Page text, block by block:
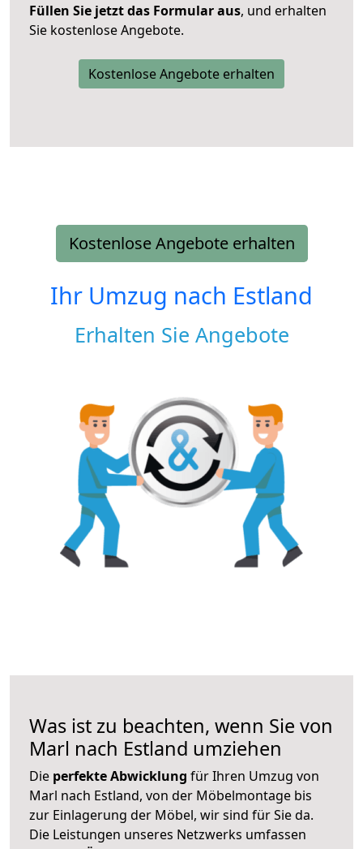
Füllen Sie jetzt das Formular aus, und erhalten
Sie kostenlose Angebote.
Kostenlose Angebote erhalten
Kostenlose Angebote erhalten
Ihr Umzug nach Estland
Erhalten Sie Angebote
Was ist zu beachten, wenn Sie von
Marl nach Estland umziehen
Die perfekte Abwicklung für Ihren Umzug von
Marl nach Estland, von der Möbelmontage bis
zur Einlagerung der Möbel, wir sind für Sie da.
Die Leistungen unseres Netzwerks umfassen